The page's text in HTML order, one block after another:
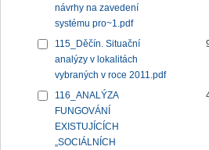
návrhy na zavedení
systému pro~1.pdf
115_Děčín. Situační
analýzy v lokalitách
vybraných v roce 2011.pdf
116_ANALÝZA
FUNGOVÁNÍ
EXISTUJÍCÍCH
„SOCIÁLNÍCH